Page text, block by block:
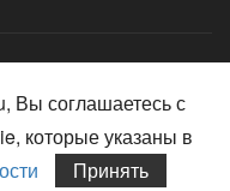
Вы соглашаетесь с
которые указаны в
Принять